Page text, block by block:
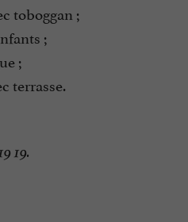
toboggan ;
;
;
terrasse.
19.